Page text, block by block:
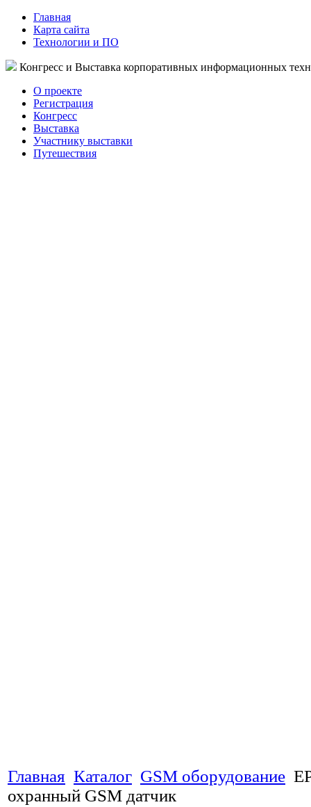
Главная
Карта сайта
Технологии и ПО
Конгресс и Выставка корпоративных информационных
О проекте
Регистрация
Конгресс
Выставка
Участнику выставки
Путешествия
Главная Каталог GSM оборудование
охранный GSM датчик